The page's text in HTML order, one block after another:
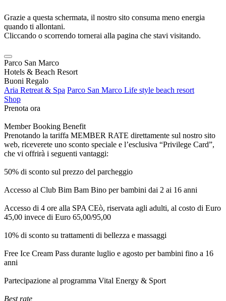
Grazie a questa schermata, il nostro sito consuma meno energia
quando ti allontani.
Cliccando o scorrendo tornerai alla pagina che stavi visitando.
Parco San Marco
Hotels & Beach Resort
Buoni Regalo
Aria Retreat & Spa Parco San Marco Life style beach resort
Shop
Prenota ora
Member Booking Benefit
Prenotando la tariffa MEMBER RATE direttamente sul nostro sito
web, riceverete uno sconto speciale e l’esclusiva “Privilege Card”,
che vi offrirà i seguenti vantaggi:
50% di sconto sul prezzo del parcheggio
Accesso al Club Bim Bam Bino per bambini dai 2 ai 16 anni
Accesso di 4 ore alla SPA CEò, riservata agli adulti, al costo di Euro
45,00 invece di Euro 65,00/95,00
10% di sconto su trattamenti di bellezza e massaggi
Free Ice Cream Pass durante luglio e agosto per bambini fino a 16
anni
Partecipazione al programma Vital Energy & Sport
Best rate